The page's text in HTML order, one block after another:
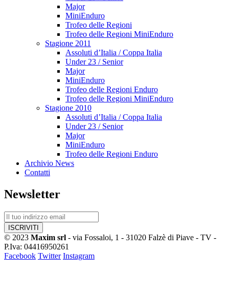
Major
MiniEnduro
Trofeo delle Regioni
Trofeo delle Regioni MiniEnduro
Stagione 2011
Assoluti d’Italia / Coppa Italia
Under 23 / Senior
Major
MiniEnduro
Trofeo delle Regioni Enduro
Trofeo delle Regioni MiniEnduro
Stagione 2010
Assoluti d’Italia / Coppa Italia
Under 23 / Senior
Major
MiniEnduro
Trofeo delle Regioni Enduro
Archivio News
Contatti
Newsletter
© 2023 Maxim srl - via Fossaloi, 1 - 31020 Falzè di Piave - TV -
P.Iva: 04416950261
Facebook Twitter Instagram